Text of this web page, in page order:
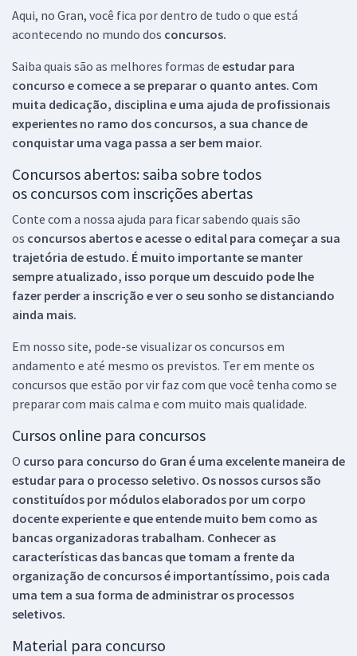
Aqui, no Gran, você fica por dentro de tudo o que está
acontecendo no mundo dos concursos.
Saiba quais são as melhores formas de estudar para
concurso e comece a se preparar o quanto antes. Com
muita dedicação, disciplina e uma ajuda de profissionais
experientes no ramo dos concursos, a sua chance de
conquistar uma vaga passa a ser bem maior.
Concursos abertos: saiba sobre todos
os concursos com inscrições abertas
Conte com a nossa ajuda para ficar sabendo quais são
os concursos abertos e acesse o edital para começar a sua
trajetória de estudo. É muito importante se manter
sempre atualizado, isso porque um descuido pode lhe
fazer perder a inscrição e ver o seu sonho se distanciando
ainda mais.
Em nosso site, pode-se visualizar os concursos em
andamento e até mesmo os previstos. Ter em mente os
concursos que estão por vir faz com que você tenha como se
preparar com mais calma e com muito mais qualidade.
Cursos online para concursos
O curso para concurso do Gran é uma excelente maneira de
estudar para o processo seletivo. Os nossos cursos são
constituídos por módulos elaborados por um corpo
docente experiente e que entende muito bem como as
bancas organizadoras trabalham. Conhecer as
características das bancas que tomam a frente da
organização de concursos é importantíssimo, pois cada
uma tem a sua forma de administrar os processos
seletivos.
Material para concurso